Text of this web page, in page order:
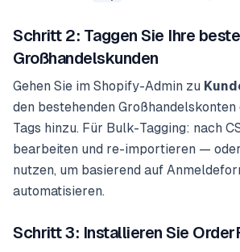
Schritt 2: Taggen Sie Ihre
Großhandelskunden
Gehen Sie im Shopify-Admin zu
den bestehenden Großhandelskonten
Tags hinzu. Für Bulk-Tagging: nach
bearbeiten und re-importieren — oder
nutzen, um basierend auf
automatisieren.
Schritt 3: Installieren Sie